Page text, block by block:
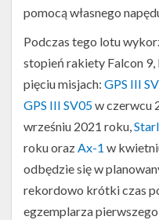
pomocą własnego
Podczas tego lotu
stopień rakiety Falcon 9,
pięciu misjach: GPS III
GPS III SV05w czerwcu
wrześniu 2021 roku,
roku orazAx-1 w
odbędzie się w
rekordowo krótki czas
egzemplarza